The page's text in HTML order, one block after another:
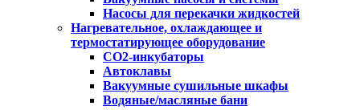
Насосы для перекачки жидкостей
Нагревательное, охлаждающее и
термостатирующее оборудование
CO2-инкубаторы
Автоклавы
Вакуумные сушильные шкафы
Водяные/масляные бани